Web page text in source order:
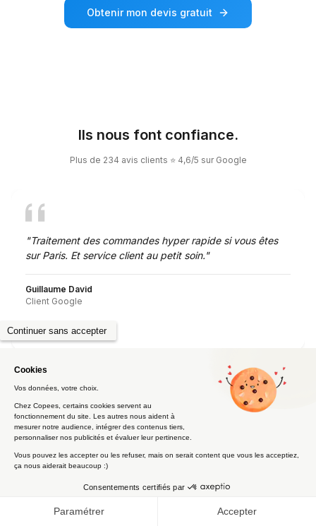
🇬🇧 It looks like you speak
Switch to English
Obtenir mon devis gratuit
Ils nous font confiance.
Plus de 234 avis clients ⭐ 4,6/5 sur Google
"Traitement des commandes hyper rapide si vous êtes
sur Paris. Et service client au petit soin."
Guillaume David
Client Google
Ils nous font confiance dans